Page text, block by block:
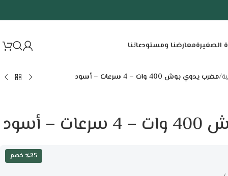
الصغيرةمعارضنا ومستودعاتنا
/مضرب يدوي بوش 400 وات – 4 سرعات – أسود
٪25 خصم